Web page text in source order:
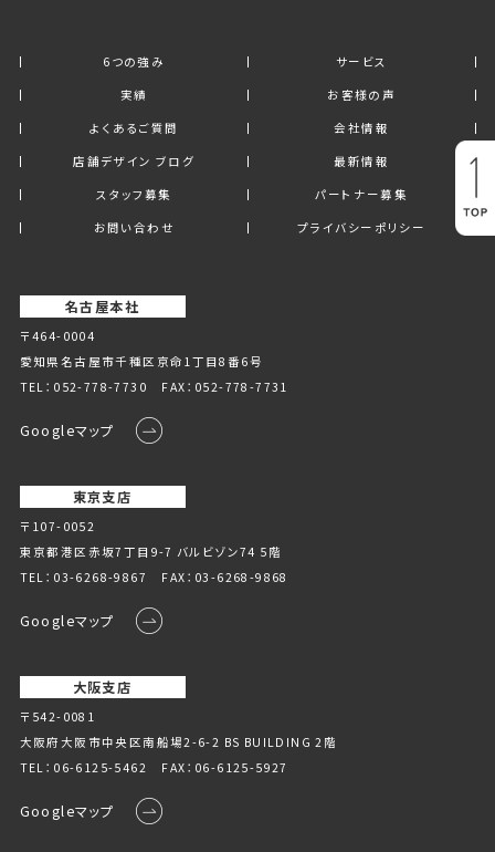
6つの強み
サービス
実績
お客様の声
よくあるご質問
会社情報
店舗デザイン ブログ
最新情報
スタッフ募集
パートナー募集
お問い合わせ
プライバシーポリシー
名古屋本社
〒464-0004
愛知県名古屋市千種区京命1丁⽬8番6号
TEL： 052-778-7730 FAX：052-778-7731
Googleマップ
東京支店
〒107-0052
東京都港区赤坂7丁目9-7 バルビゾン74 5階
TEL： 03-6268-9867 FAX：03-6268-9868
Googleマップ
大阪支店
〒542-0081
大阪府大阪市中央区南船場2-6-2 BS BUILDING 2階
TEL： 06-6125-5462 FAX：06-6125-5927
Googleマップ